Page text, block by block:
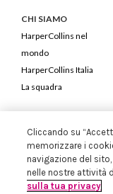
CHI SIAMO
HarperCollins nel
mondo
HarperCollins Italia
La squadra
Cod.
Iscritta in Milano al
Cliccando su
memorizzare i
navigazione del
nelle nostre attività
sulla tua privacy